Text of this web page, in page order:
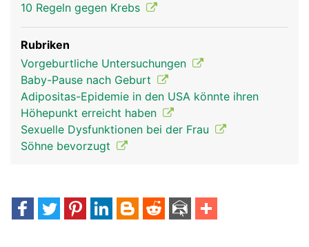
10 Regeln gegen Krebs
Rubriken
Vorgeburtliche Untersuchungen
Baby-Pause nach Geburt
Adipositas-Epidemie in den USA könnte ihren
Höhepunkt erreicht haben
Sexuelle Dysfunktionen bei der Frau
Söhne bevorzugt